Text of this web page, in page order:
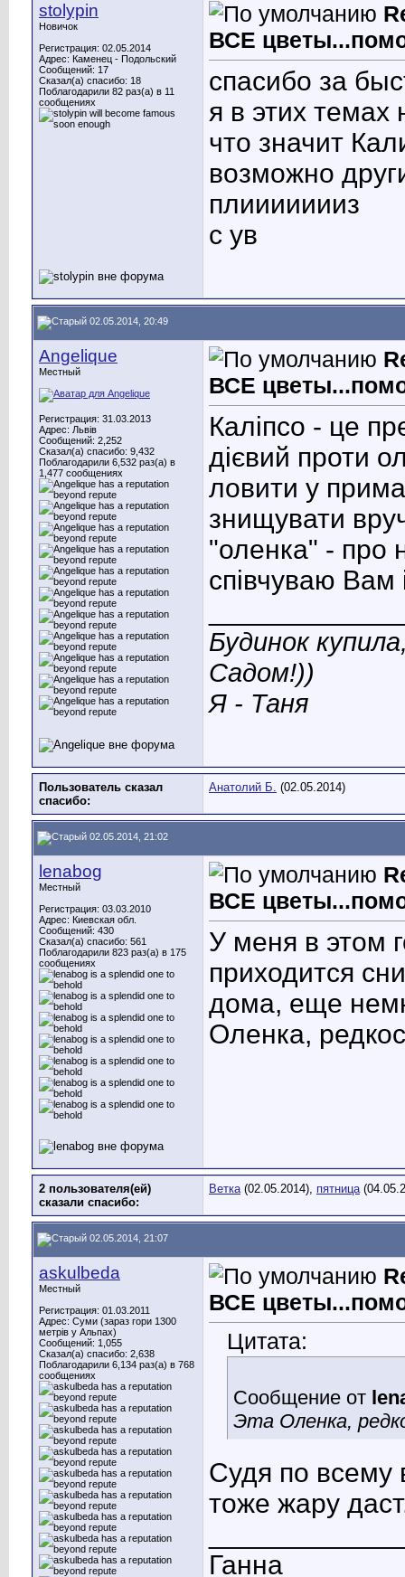
stolypin
Новичок
Регистрация: 02.05.2014
Адрес: Каменец - Подольский
Сообщений: 17
Сказал(а) спасибо: 18
Поблагодарили 82 раз(а) в 11
сообщениях
ВСЕ
спасибо за
я в этих темах
что значит
возможно
плиииииииз
с ув
02.05.2014, 20:49
Angelique
Местный
Регистрация: 31.03.2013
Адрес: Львів
Сообщений: 2,252
Сказал(а) спасибо: 9,432
Поблагодарили 6,532 раз(а) в
1,477 сообщениях
ВСЕ
Каліпсо - це
дієвий проти
ловити у
знищувати
"оленка" - про
співчуваю
Будинок
Садом!))
Я - Таня
Пользователь сказал
cпасибо:
Анатолий Б. (02.05.2014)
02.05.2014, 21:02
lenabog
Местный
Регистрация: 03.03.2010
Адрес: Киевская обл.
Сообщений: 430
Сказал(а) спасибо: 561
Поблагодарили 823 раз(а) в 175
сообщениях
ВСЕ
У меня в этом
приходится
дома, еще
Оленка,
2 пользователя(ей)
сказали cпасибо:
Ветка(02.05.2014), пятница
02.05.2014, 21:07
askulbeda
Местный
Регистрация: 01.03.2011
Адрес: Суми (зараз гори 1300
метрів у Альпах)
Сообщений: 1,055
Сказал(а) спасибо: 2,638
Поблагодарили 6,134 раз(а) в 768
сообщениях
ВСЕ
Цитата:
Сообщение от
Эта Оленка,
Судя по всему
тоже жару
Ганна